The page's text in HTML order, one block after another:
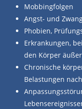
Mobbingfolgen
Angst- und
Phobien,
Erkrankungen,
den Körper
Chronische
Belastungen